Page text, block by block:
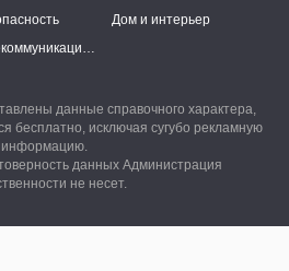
Дом и интерьер
Телекоммуникации и связь
данные справочного характера,
бесплатно, исключая сугубо рекламную
информацию.
данных Администрация
не несет.